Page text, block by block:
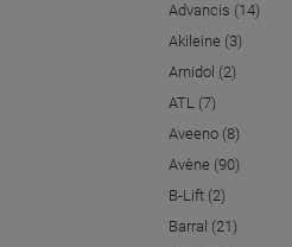
Advancis (14)
Akileine (3)
Arnidol (2)
ATL (7)
Aveeno (8)
Avène (90)
B-Lift (2)
Barral (21)